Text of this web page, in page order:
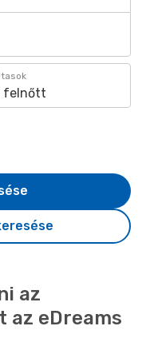
felnőtt
az
az eDreams